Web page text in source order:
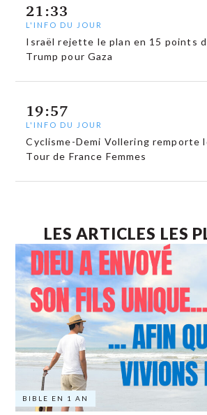
21:33
L'INFO DU JOUR
Israël rejette le plan en 15 points
Trump pour Gaza
19:57
L'INFO DU JOUR
Cyclisme-Demi Vollering remporte
Tour de France Femmes
LES ARTICLES LES
BIBLE EN 1 AN